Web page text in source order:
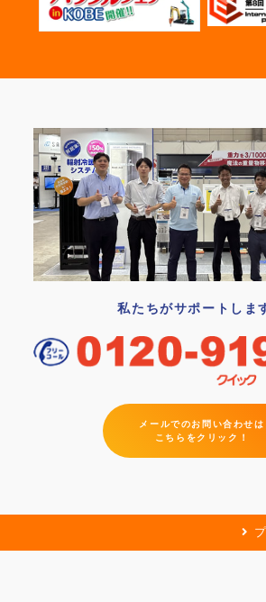
私たちがサポートしま
メールでのお問い合わせは
こちらをクリック！